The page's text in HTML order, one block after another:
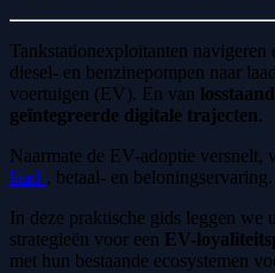
Tankstationexploitanten navigeren
diesel- en benzinepompen naar
voertuigen (EV). En van
geïntegreerde digitale trajecten.
Naarmate de EV-adoptie versnelt,
laad-, betaal- en beloningservaring.
In deze praktische gids leggen we
strategieën voor een EV-
met hun bestaande ecosystemen